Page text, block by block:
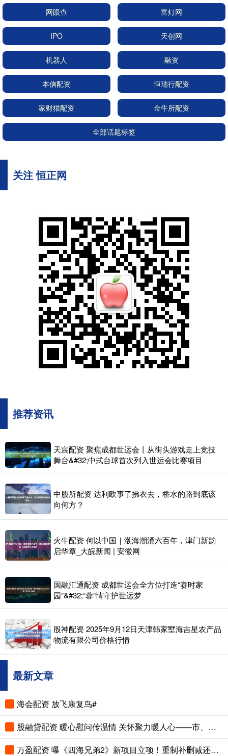
网眼查 富灯网
IPO 天创网
机器人 融资
本信配资 恒瑞行配资
家财猫配资 金牛所配资
全部话题标签
关注 恒正网
推荐资讯
天宸配资 聚焦成都世运会丨从街头游戏走上竞技
舞台&#32;中式台球首次列入世运会比赛项目
中股所配资 达利欧事了拂衣去，桥水的路到底该
向何方？
火牛配资 何以中国｜渤海潮涌六百年，津门新韵
启华章_大皖新闻 | 安徽网
国融汇通配资 成都世运会全方位打造“赛时家
园”&#32;“蓉”情守护世运梦
股神配资 2025年9月12日天津韩家墅海吉星农产品
物流有限公司价格行情
最新文章
海会配资 放飞康复鸟#
股融贷配资 暖心慰问传温情 关怀聚力暖人心——市、县总工会先后走访慰问困难职工和劳模
万盈配资 曝《四海兄弟2》新项目立项！重制补删减还是新作续传奇？